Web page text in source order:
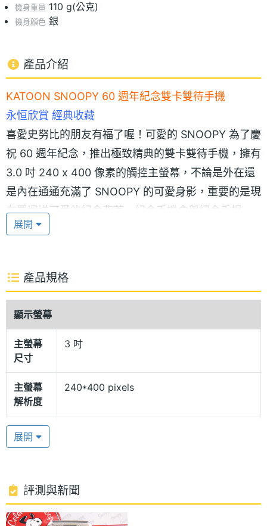
機身重量 110 g(公克)
機身顏色 銀
產品介紹
KATOON SNOOPY 60 週年紀念雙卡雙待手機
永恒欣賞 經典收藏
喜愛史努比的朋友有福了喔！可愛的 SNOOPY 為了慶
祝 60 週年紀念，推出極致精典的雙卡雙待手機，擁有
3.0 吋 240 x 400 像素的觸控主螢幕，不論是外在還
是內在通通充滿了 SNOOPY 的可愛身影，重要的是現
在買還送可愛的紀念背蓋、紀念手機盒與紀念手提
袋，絕對堪稱經典，非常值得收藏。
200 萬畫素 LED 補光燈相機 多項音樂主流功能
在簡潔俐落的可愛外型下，SNOOPY 還塔載 200 萬
畫素 LED 補光燈相機與 3GP、MP4 格式的有影片錄
製功能，讓您不論在白天或是黑夜，都可以隨時隨地
捕捉異彩的繽紛世界。另外，SNOOPY 也同時具備立
體聲藍牙、FM 收音機調頻廣播、MP3 音樂播放、電
子書等主流規格，可謂是一款外型及內涵兼備的機
種。
SNOOPY 典藏紀念手機有 5 款不同色系的 SNOOPY
外殼，讓您ㄧ次就擁有 60 年來 SNOOPY 的經典身
展開
產品規格
顯示螢幕
主螢幕
尺寸
3 吋
主螢幕
解析度
240*400 pixels
主螢幕
色彩
主相機
畫素
200 萬畫素
展開
評測與新聞